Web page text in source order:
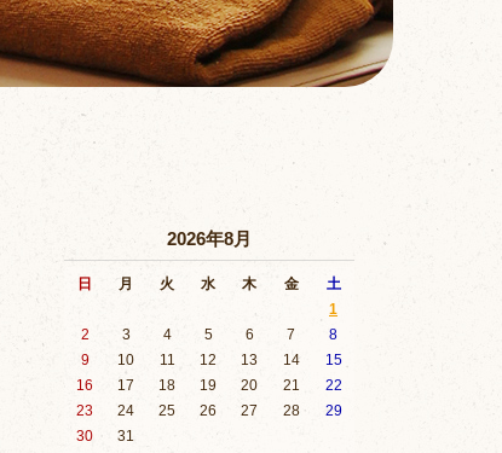
2026年8月
日 月 火 水 木 金 土
1
2
3 4 5 6 7
8
9
10 11 12 13 14
15
16
17 18 19 20 21
22
23
24 25 26 27 28
29
30
31